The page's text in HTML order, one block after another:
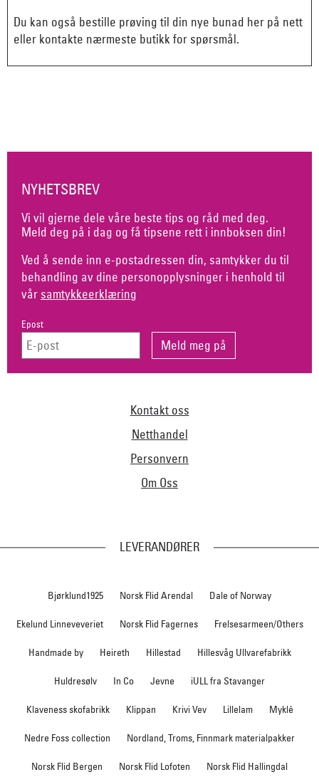
Du kan også bestille prøving til din nye bunad her på nett
eller kontakte nærmeste butikk for spørsmål.
NYHETSBREV
Vi vil gjerne dele våre beste tips og råd med deg.
Meld deg på i dag og få tipsene rett i innboksen din!
Ved å sende inn e-postadressen din, samtykker du til
behandling av dine personopplysninger i henhold til
vår samtykkeerklæring
Epost
Kontakt oss
Netthandel
Personvern
Om Oss
LEVERANDØRER
Bjørklund1925 Norsk Flid Arendal Dale of Norway
Ekelund Linneveveriet Norsk Flid Fagernes Frelsesarmeen/Others
Handmade by Heireth Hillestad Hillesvåg Ullvarefabrikk
Huldresølv In Co Jevne iULL fra Stavanger
Klaveness skofabrikk Klippan Krivi Vev Lillelam Myklé
Nedre Foss collection Nordland, Troms, Finnmark materialpakker
Norsk Flid Bergen Norsk Flid Lofoten Norsk Flid Hallingdal